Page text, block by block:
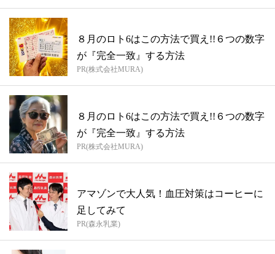
８月のロト6はこの方法で買え!!６つの数字
が『完全一致』する方法
PR(株式会社MURA)
８月のロト6はこの方法で買え!!６つの数字
が『完全一致』する方法
PR(株式会社MURA)
アマゾンで大人気！血圧対策はコーヒーに
足してみて
PR(森永乳業)